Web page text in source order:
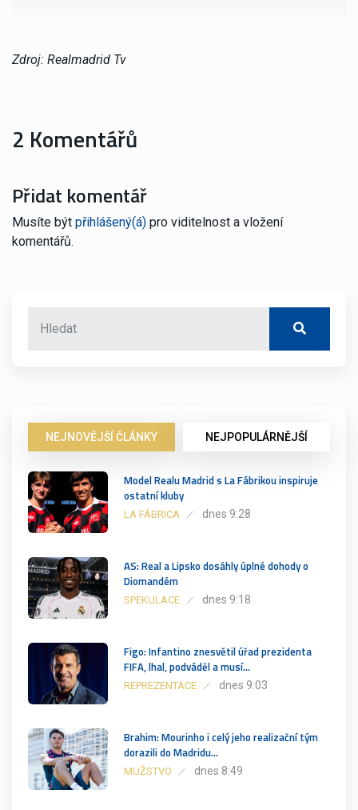
Zdroj: Realmadrid Tv
2 Komentářů
Přidat komentář
Musíte být přihlášený(á) pro viditelnost a vložení
komentářů.
NEJNOVĚJŠÍ ČLÁNKY NEJPOPULÁRNĚJŠÍ
Model Realu Madrid s La Fábrikou inspiruje
ostatní kluby
LA FÁBRICA dnes 9:28
AS: Real a Lipsko dosáhly úplné dohody o
Diomandém
SPEKULACE dnes 9:18
Figo: Infantino znesvětil úřad prezidenta
FIFA, lhal, podváděl a musí…
REPREZENTACE dnes 9:03
Brahim: Mourinho i celý jeho realizační tým
dorazili do Madridu…
MUŽSTVO dnes 8:49